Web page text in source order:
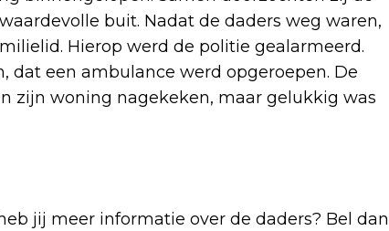
buit. Nadat de daders weg waren,
Hierop werd de politie gealarmeerd.
dat een ambulance werd opgeroepen. De
zijn woning nagekeken, maar gelukkig was
jij meer informatie over de daders? Bel dan